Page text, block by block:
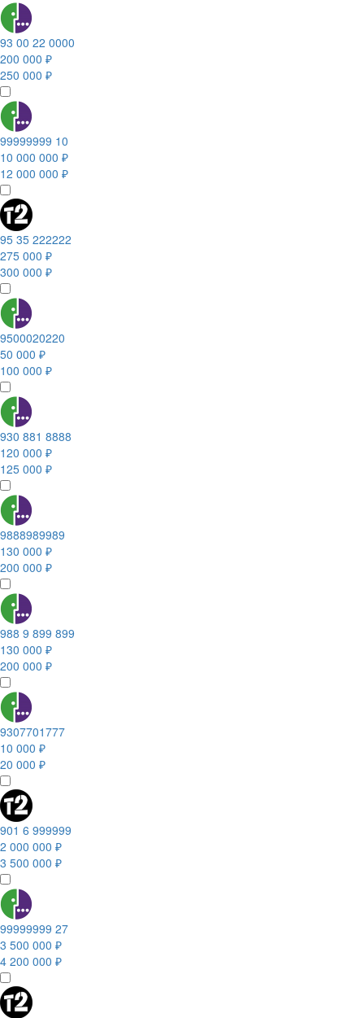
93 00 22 0000
200 000 ₽
250 000 ₽
99999999 10
10 000 000 ₽
12 000 000 ₽
95 35 222222
275 000 ₽
300 000 ₽
9500020220
50 000 ₽
100 000 ₽
930 881 8888
120 000 ₽
125 000 ₽
9888989989
130 000 ₽
200 000 ₽
988 9 899 899
130 000 ₽
200 000 ₽
9307701777
10 000 ₽
20 000 ₽
901 6 999999
2 000 000 ₽
3 500 000 ₽
99999999 27
3 500 000 ₽
4 200 000 ₽